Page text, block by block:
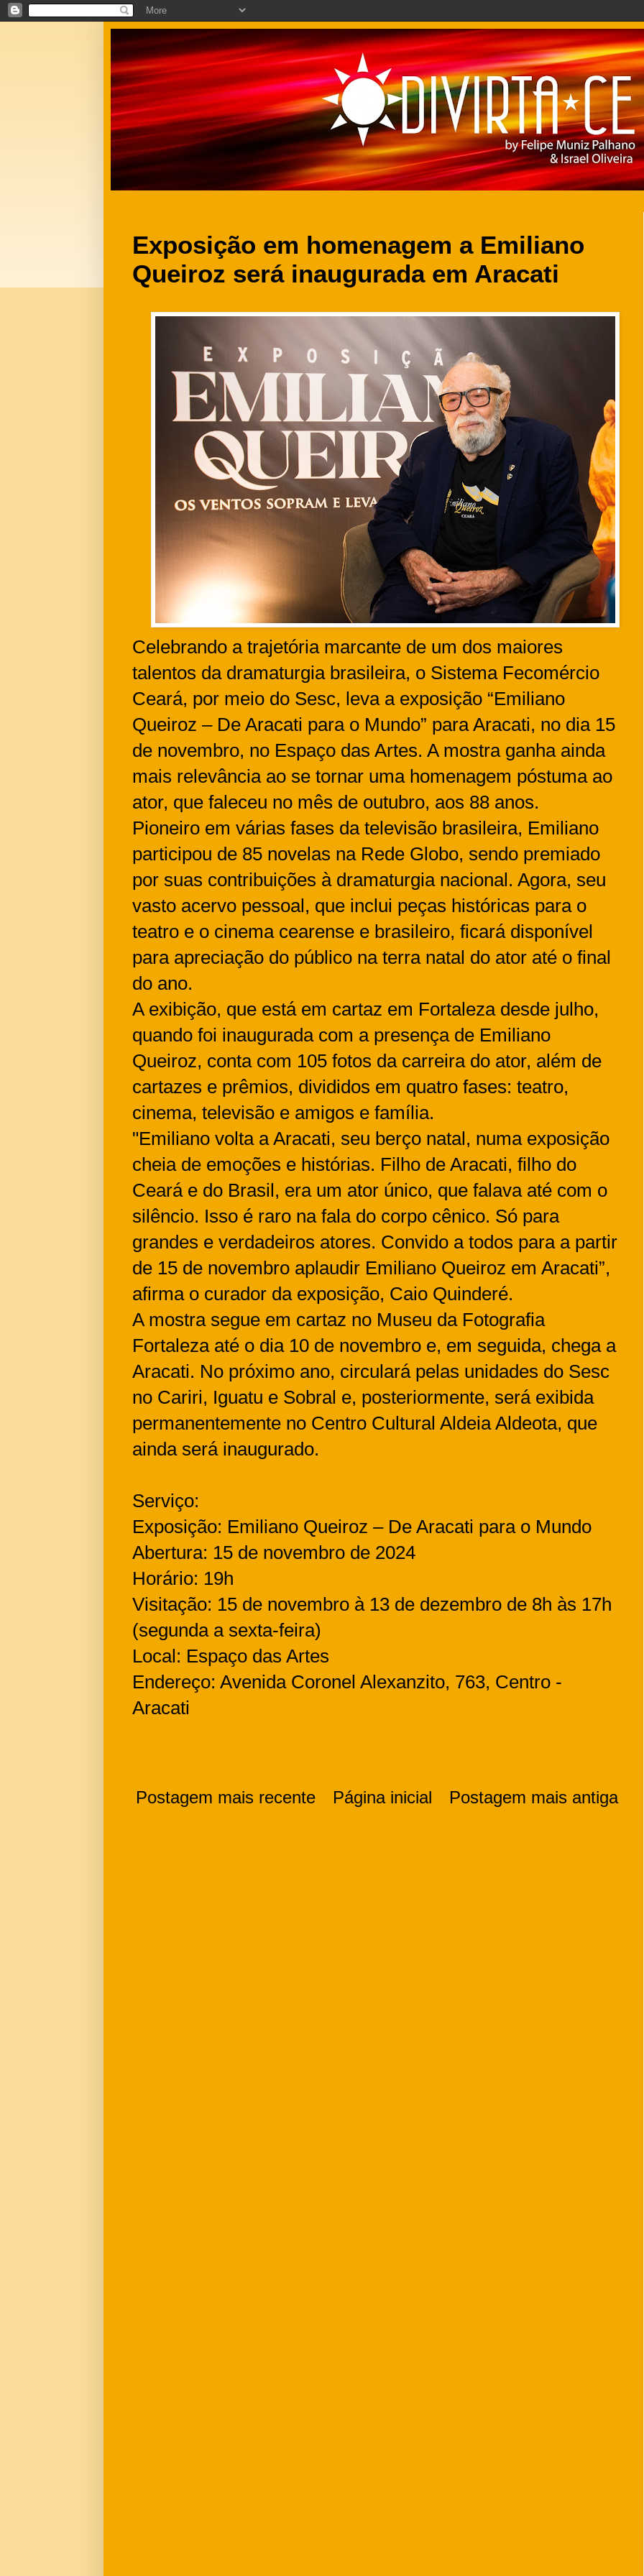
Exposição em homenagem a Emiliano
Queiroz será inaugurada em Aracati
Celebrando a trajetória marcante de um dos maiores
talentos da dramaturgia brasileira, o Sistema Fecomércio
Ceará, por meio do Sesc, leva a exposição “Emiliano
Queiroz – De Aracati para o Mundo” para Aracati, no dia 15
de novembro, no Espaço das Artes. A mostra ganha ainda
mais relevância ao se tornar uma homenagem póstuma ao
ator, que faleceu no mês de outubro, aos 88 anos.
Pioneiro em várias fases da televisão brasileira, Emiliano
participou de 85 novelas na Rede Globo, sendo premiado
por suas contribuições à dramaturgia nacional. Agora, seu
vasto acervo pessoal, que inclui peças históricas para o
teatro e o cinema cearense e brasileiro, ficará disponível
para apreciação do público na terra natal do ator até o final
do ano.
A exibição, que está em cartaz em Fortaleza desde julho,
quando foi inaugurada com a presença de Emiliano
Queiroz, conta com 105 fotos da carreira do ator, além de
cartazes e prêmios, divididos em quatro fases: teatro,
cinema, televisão e amigos e família.
"Emiliano volta a Aracati, seu berço natal, numa exposição
cheia de emoções e histórias. Filho de Aracati, filho do
Ceará e do Brasil, era um ator único, que falava até com o
silêncio. Isso é raro na fala do corpo cênico. Só para
grandes e verdadeiros atores. Convido a todos para a partir
de 15 de novembro aplaudir Emiliano Queiroz em Aracati”,
afirma o curador da exposição, Caio Quinderé.
A mostra segue em cartaz no Museu da Fotografia
Fortaleza até o dia 10 de novembro e, em seguida, chega a
Aracati. No próximo ano, circulará pelas unidades do Sesc
no Cariri, Iguatu e Sobral e, posteriormente, será exibida
permanentemente no Centro Cultural Aldeia Aldeota, que
ainda será inaugurado.
Serviço:
Exposição: Emiliano Queiroz – De Aracati para o Mundo
Abertura: 15 de novembro de 2024
Horário: 19h
Visitação: 15 de novembro à 13 de dezembro de 8h às 17h
(segunda a sexta-feira)
Local: Espaço das Artes
Endereço: Avenida Coronel Alexanzito, 763, Centro -
Aracati
Postagem mais recente Postagem mais antiga
Página inicial